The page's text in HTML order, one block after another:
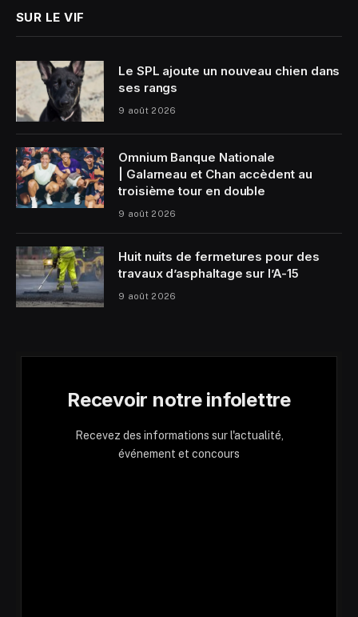
SUR LE VIF
Le SPL ajoute un nouveau chien dans
ses rangs
9 août 2026
Omnium Banque Nationale
| Galarneau et Chan accèdent au
troisième tour en double
9 août 2026
Huit nuits de fermetures pour des
travaux d’asphaltage sur l’A-15
9 août 2026
Recevoir notre infolettre
Recevez des informations sur l'actualité,
événement et concours